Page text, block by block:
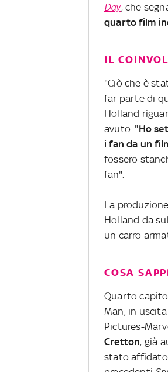
Day, che
quarto film
IL
"Ciò che è
far parte di
Holland
avuto. "Ho
i fan da un
fossero
fan".
La
Holland da
un carro
COSA
Quarto
Man, in
Pictures-
Cretton, già
stato affidato